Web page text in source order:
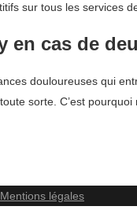
sur tous les services
en cas de
douloureuses qui
sorte. C’est
Mentions légales